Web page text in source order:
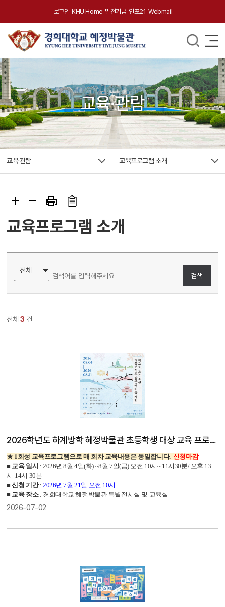
로그인 KHU Home 발전기금 인포21 Webmail
교육·관람
교육·관람 교육프로그램 소개
교육프로그램 소개
검색
전체 3 건
2026학년도 하계방학 혜정박물관 초등학생 대상 교육 프로그램 《 지도로 보는 조선: 대동여지도 탐구와 퍼즐 체험 》
★ 1회성 교육프로그램으로 매 회차 교육내용은 동일합니다. 신청마감
■ 교육 일시 : 2026년 8월 4일(화) ~8월 7일(금) 오전 10시~ 11시30분/ 오후 13
시-14시 30분
■ 신청 기간: 2026년 7월 21일 오전 10시
■ 교육 장소: 경희대학교 혜정박물관 특별전시실 및 교육실
■교 육 비: 무료
2026-07-02